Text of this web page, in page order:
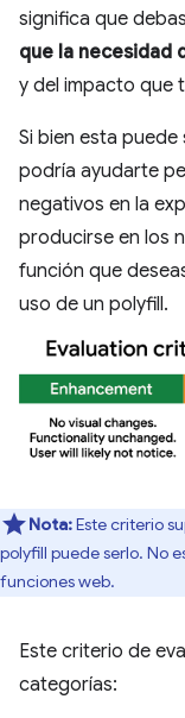
significa que
que la necesidad
y del impacto que
Si bien esta
podría ayudarte
negativos en la
producirse en los
función que
uso de un polyfill.
Nota:Este criterio
polyfill puede serlo. No
funciones web.
Este criterio de
categorías: